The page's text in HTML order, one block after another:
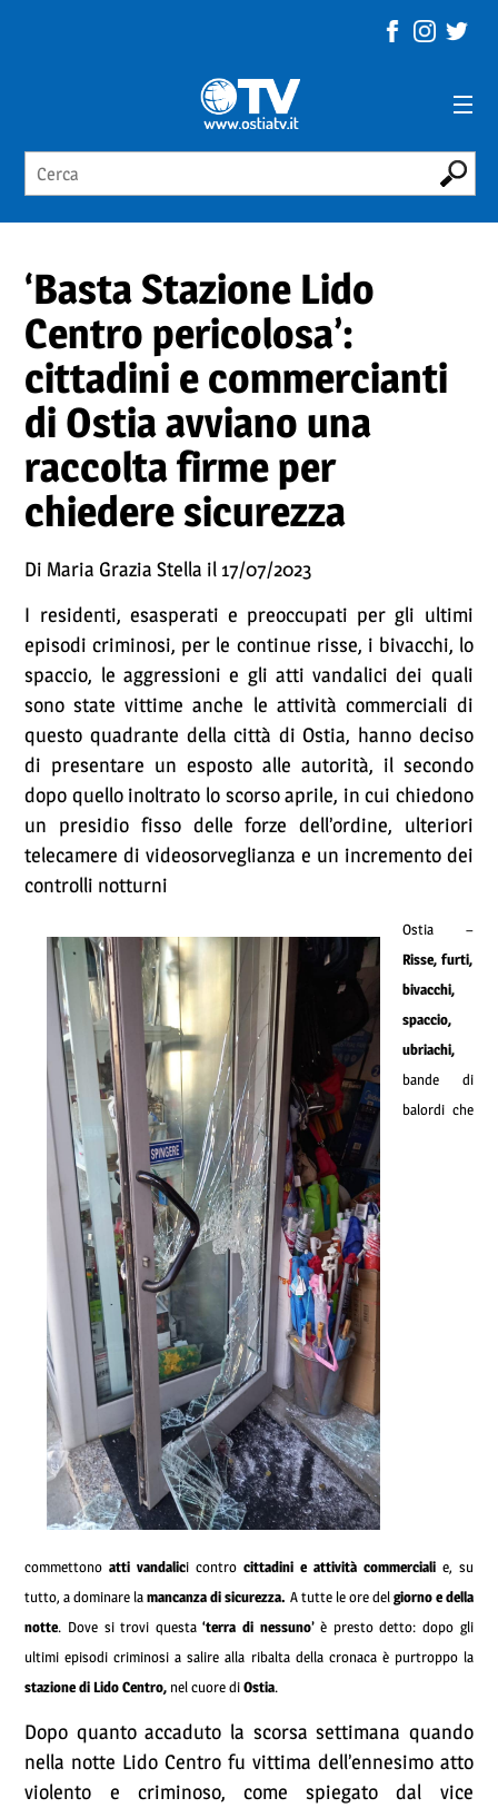
‘Basta Stazione Lido
Centro pericolosa’:
cittadini e commercianti
di Ostia avviano una
raccolta firme per
chiedere sicurezza
Di Maria Grazia Stella il 17/07/2023
I residenti, esasperati e preoccupati per gli ultimi
episodi criminosi, per le continue risse, i bivacchi, lo
spaccio, le aggressioni e gli atti vandalici dei quali
sono state vittime anche le attività commerciali di
questo quadrante della città di Ostia, hanno deciso
di presentare un esposto alle autorità, il secondo
dopo quello inoltrato lo scorso aprile, in cui chiedono
un presidio fisso delle forze dell’ordine, ulteriori
telecamere di videosorveglianza e un incremento dei
controlli notturni
Ostia –
Risse, furti,
bivacchi,
spaccio,
ubriachi,
bande di
balordi che
commettonoatti vandalici controcittadini e attività commercialie, su
tutto, a dominare lamancanza di sicurezza. A tutte le ore delgiorno e della
notte. Dove si trovi questa‘terra di nessuno’è presto detto: dopo gli
ultimi episodi criminosi a salire alla ribalta della cronaca è purtroppo la
stazione di Lido Centro, nel cuore diOstia.
Dopo quanto accaduto la scorsa settimana quando
nella notte Lido Centro fu vittima dell’ennesimo atto
violento e criminoso, come spiegato dal vice